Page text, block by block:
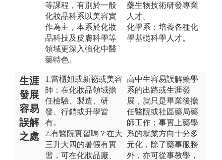
等課程，有別於一般
化妝品科系以美容實
作為主，本系於化妝
品科技及皮膚科學等
領域更深入強化中醫
藥特色。
藥生物技術研發專業
人才。
化學系：培養各種化
學基礎科學人才。
生涯
發展
容易
誤解
之處
1.當櫃姐或新祕或美容
師：在化妝品領域擔
任檢驗、製造、研
發、行銷或升學皆
有。
2.有醫院實習嗎？在大
三升大四的暑假有實
習，可在化妝品廠、
高中生容易誤解藥學
系的出路或生涯發
展，就只是畢業後擔
任醫院或社區藥局藥
師工作；事實上藥學
系的就業方向十分多
元化，除了藥事服務
外，亦可從事教學，